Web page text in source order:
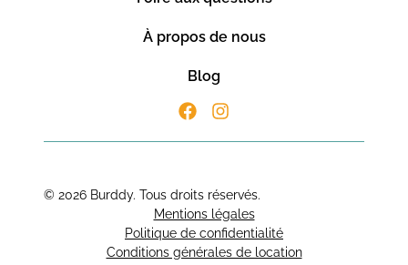
À propos de nous
Blog
© 2026 Burddy. Tous droits réservés.
Mentions légales
Politique de confidentialité
Conditions générales de location